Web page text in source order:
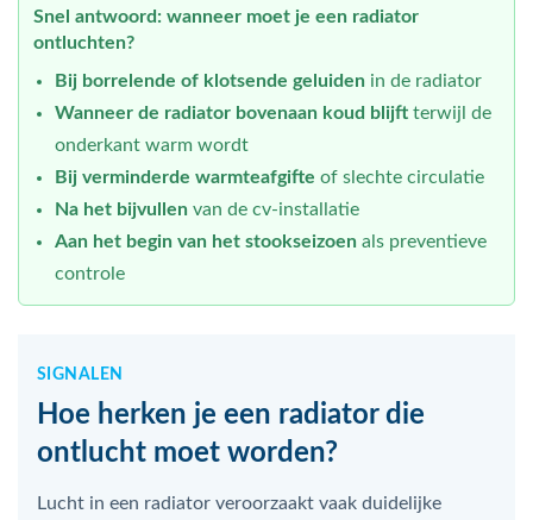
Snel antwoord: wanneer moet je een radiator
ontluchten?
Bij borrelende of klotsende geluiden in de radiator
Wanneer de radiator bovenaan koud blijft terwijl de
onderkant warm wordt
Bij verminderde warmteafgifte of slechte circulatie
Na het bijvullen van de cv-installatie
Aan het begin van het stookseizoen als preventieve
controle
SIGNALEN
Hoe herken je een radiator die
ontlucht moet worden?
Lucht in een radiator veroorzaakt vaak duidelijke